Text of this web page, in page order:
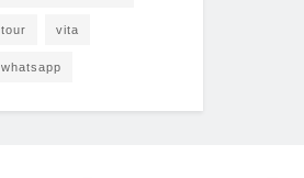
tour vita
whatsapp